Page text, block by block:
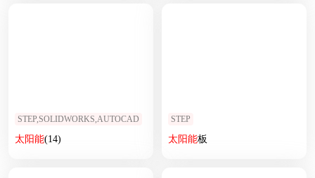
STEP,SOLIDWORKS,AUTOCAD
太阳能(14)
STEP
太阳能板